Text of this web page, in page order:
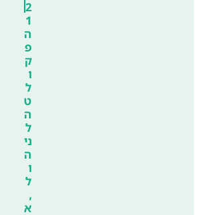
2
1
ה
פ
ק
ו
ל
ט
ה
ל
ני
ה
ו
ל
,
א